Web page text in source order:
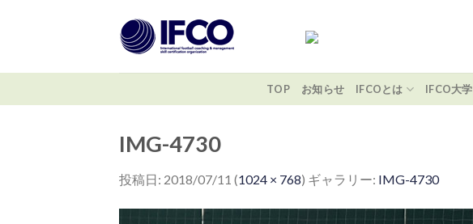
TOP お知らせ IFCOとは IFCO大
IMG-4730
投稿日: 2018/07/11 (1024 × 768) ギャラリー: IMG-4730